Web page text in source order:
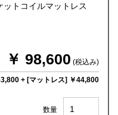
トコイルマットレス
￥ 98,600 (税込み)
+ [マットレス] ￥44,800
数量